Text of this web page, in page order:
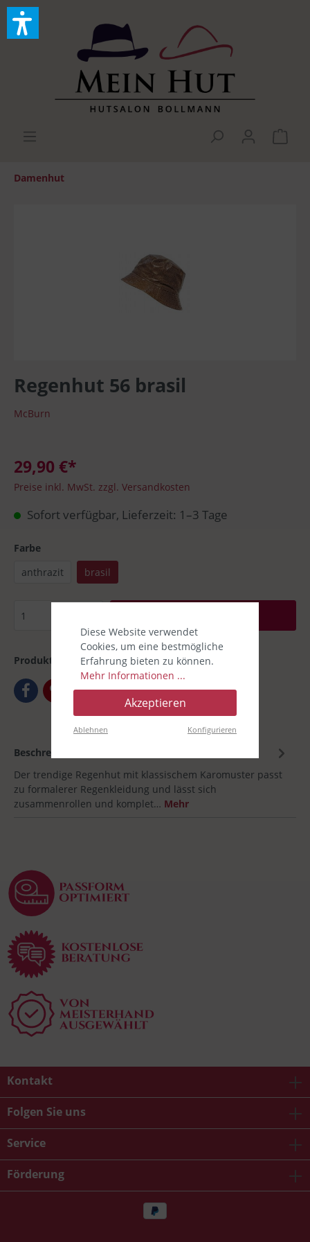
Damenhut
Regenhut 56 brasil
McBurn
29,90 €*
Preise inkl. MwSt. zzgl. Versandkosten
Sofort verfügbar, Lieferzeit: 1–3 Tage
Farbe
anthrazit
brasil
Produktnummer:00031053-002
Beschreibung
Der trendige Regenhut mit klassischem Karomuster passt
zu formalerer Regenkleidung und lässt sich
zusammenrollen und komplet… Mehr
Kontakt
Folgen Sie uns
Service
Förderung
Diese Website verwendet
Cookies, um eine bestmögliche
Erfahrung bieten zu können.
Mehr Informationen ...
Akzeptieren
Ablehnen Konfigurieren